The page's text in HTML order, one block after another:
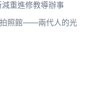
重進修教導辦事
拍照館——兩代人的光